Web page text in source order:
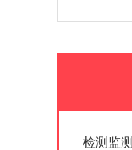
检测监测